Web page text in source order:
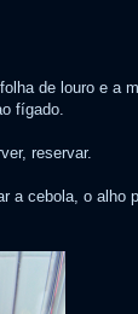
de louro e a
fígado.
reservar.
a cebola, o alho